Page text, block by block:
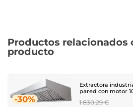
Productos relacionados
producto
-30%
Extractora
pared con motor
Regular
1.830,29 €